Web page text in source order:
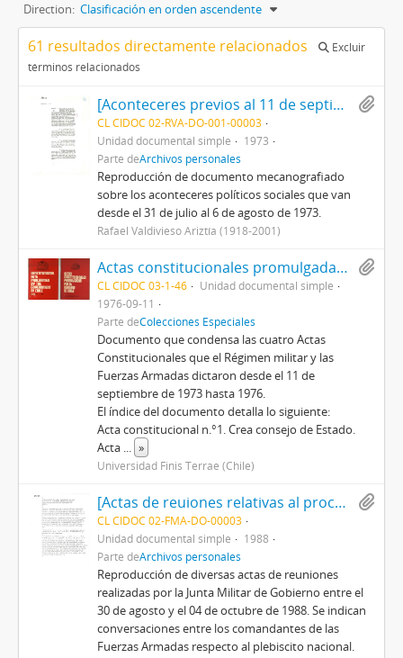
Direction: Clasificación en orden ascendente
61 resultados directamente relacionados
Excluir
términos relacionados
[Aconteceres previos al 11 de septiembre de 1973 N°2]
CL CIDOC 02-RVA-DO-001-00003
Unidad documental simple
1973
Parte deArchivos personales
Reproducción de documento mecanografiado
sobre los aconteceres políticos sociales que van
desde el 31 de julio al 6 de agosto de 1973.
Rafael Valdivieso Ariztía (1918-2001)
Actas constitucionales promulgadas por el Gobierno de Chile
CL CIDOC 03-1-46
Unidad documental simple
1976-09-11
Parte deColecciones Especiales
Documento que condensa las cuatro Actas
Constitucionales que el Régimen militar y las
Fuerzas Armadas dictaron desde el 11 de
septiembre de 1973 hasta 1976.
El índice del documento detalla lo siguiente:
Acta constitucional n.°1. Crea consejo de Estado.
Acta ... »
Universidad Finis Terrae (Chile)
[Actas de reuiones relativas al proceso del plesbiscito nacional]
CL CIDOC 02-FMA-DO-00003
Unidad documental simple
1988
Parte deArchivos personales
Reproducción de diversas actas de reuniones
realizadas por la Junta Militar de Gobierno entre el
30 de agosto y el 04 de octubre de 1988. Se indican
conversaciones entre los comandantes de las
Fuerzas Armadas respecto al plebiscito nacional.